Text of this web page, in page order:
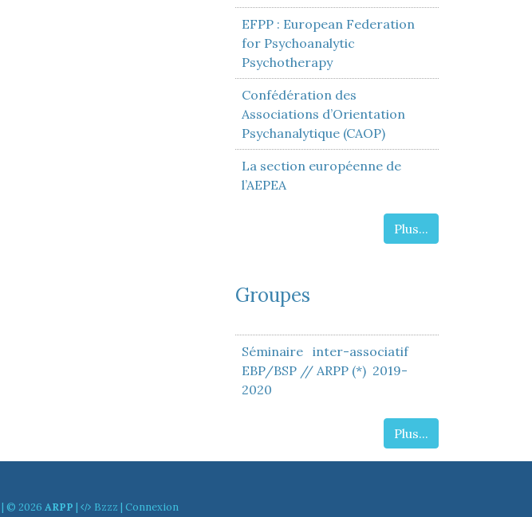
EFPP : European Federation
for Psychoanalytic
Psychotherapy
Confédération des
Associations d’Orientation
Psychanalytique (CAOP)
La section européenne de
l’AEPEA
Plus...
Groupes
Séminaire inter-associatif
EBP/BSP // ARPP (*) 2019-
2020
Plus...
| © 2026 ARPP | Bzzz | Connexion